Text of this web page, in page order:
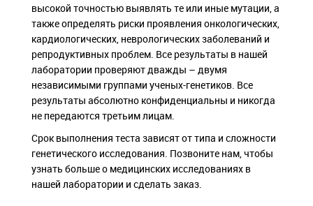
высокой точностью выявлять те или иные мутации, а
также определять риски проявления онкологических,
кардиологических, неврологических заболеваний и
репродуктивных проблем. Все результаты в нашей
лаборатории проверяют дважды – двумя
независимыми группами ученых-генетиков. Все
результаты абсолютно конфиденциальны и никогда
не передаются третьим лицам.
Срок выполнения теста зависят от типа и сложности
генетического исследования. Позвоните нам, чтобы
узнать больше о медицинских исследованиях в
нашей лаборатории и сделать заказ.